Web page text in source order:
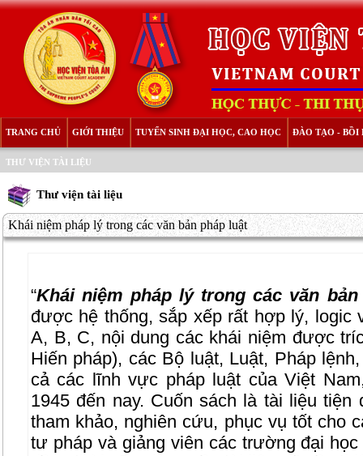
TRANG CHỦ GIỚI THIỆU TUYỂN SINH ĐẠI HỌC, CAO HỌC ĐÀO TẠO - BỒI
THƯ VIỆN TÀI LIỆU
Thư viện tài liệu
Khái niệm pháp lý trong các văn bản pháp luật
“Khái niệm pháp lý trong các văn
được hệ thống, sắp xếp rất hợp lý, logic
A, B, C, nội dung các khái niệm được
Hiến pháp), các Bộ luật, Luật, Pháp
cả các lĩnh vực pháp luật của Việt
1945 đến nay. Cuốn sách là tài liệu
tham khảo, nghiên cứu, phục vụ tốt cho
tư pháp và giảng viên các trường đại